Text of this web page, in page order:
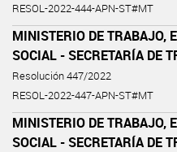
RESOL-2022-444-APN-ST#MT
MINISTERIO DE TRABAJO,
SOCIAL - SECRETARÍA DE
Resolución 447/2022
RESOL-2022-447-APN-ST#MT
MINISTERIO DE TRABAJO,
SOCIAL - SECRETARÍA DE